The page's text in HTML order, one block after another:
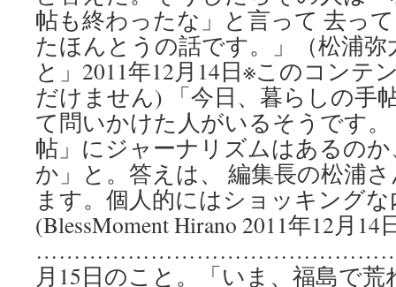
手
帖」
編
集
部
に
は
「政
治
色
が
強
す
批
帖も終わったな」と言って 去っ
たほんとうの話です。」（松浦
と」2011年12月14日※このコンテ
だけません) 「今日、暮らしの手
て問いかけた人がいるそうです
帖」にジャーナリズムはあるの
か」と。答えは、 編集長の松浦さ
ます。個人的にはショッキング
(BlessMoment Hirano 2011年12月
月15日のこと。「いま、福島で